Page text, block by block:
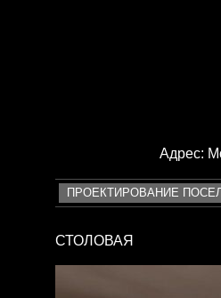
Адрес:
ПРОЕКТИРОВАНИЕ
СТОЛОВАЯ